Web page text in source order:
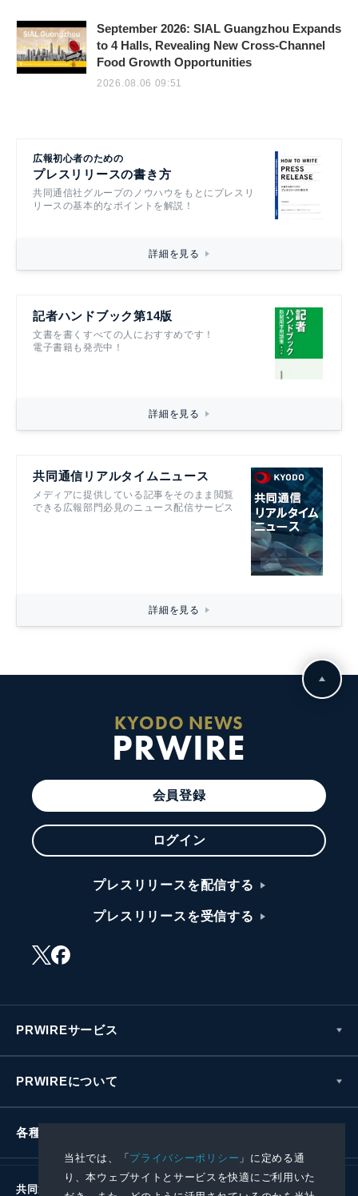
当社では、「プライバシーポリシー 」に定める通
り、本ウェブサイトとサービスを快適にご利用いた
September 2026: SIAL Guangzhou Expands
to 4 Halls, Revealing New Cross-Channel
Food Growth Opportunities
2026.08.06 09:51
広報初心者のための
プレスリリースの書き方
共同通信社グループのノウハウをもとにプレスリ
リースの基本的なポイントを解説！
詳細を見る
記者ハンドブック第14版
文書を書くすべての人におすすめです！
電子書籍も発売中！
詳細を見る
共同通信リアルタイムニュース
メディアに提供している記事をそのまま閲覧
できる広報部門必見のニュース配信サービス
詳細を見る
KYODO NEWS
PRWIRE
会員登録
ログイン
プレスリリースを配信する
プレスリリースを受信する
PRWIREサービス
PRWIREについて
各種お問い合わせ
共同通信社グループ